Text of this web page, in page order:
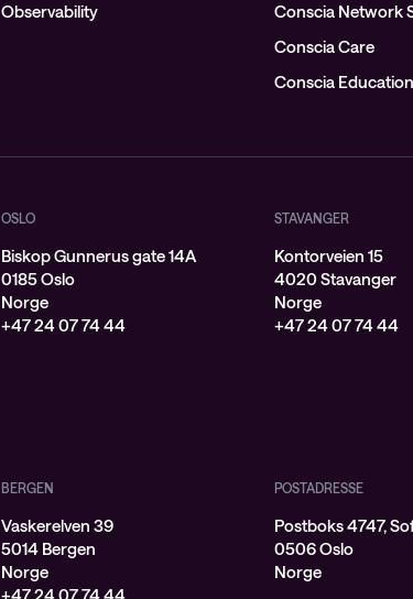
Observability
Conscia Network
Conscia Care
Conscia
OSLO
Biskop Gunnerus gate 14A
0185 Oslo
Norge
+47 24 07 74 44
STAVANGER
Kontorveien 15
4020 Stavanger
Norge
+47 24 07 74 44
BERGEN
Vaskerelven 39
5014 Bergen
Norge
+47 24 07 74 44
POSTADRESSE
Postboks 4747,
0506 Oslo
Norge